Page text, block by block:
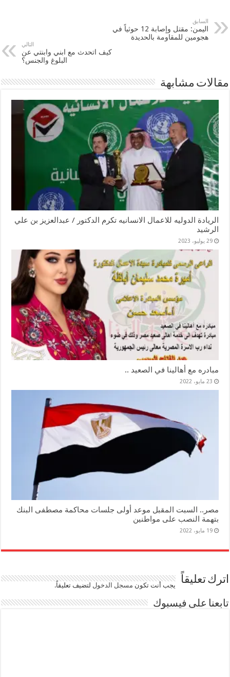
السابق
اليمن: مقتل وإصابة 12 حوثياً في
هجومين للمقاومة بالحديدة
التالي
كيف اتحدث مع ابني وابنتي عن
البلوغ والجنس؟
مقالات مشابهة
الريادة الدوليه للاعمال الانسانيه تكرم الدكتور / عبدالعزيز بن علي
الرشيد
29 يوليو، 2023
مبادره مع أهالينا في الصعيد ..
23 مايو، 2022
مصر.. السبت المقبل موعد أولى جلسات محاكمة مصطفى البنك
بتهمة النصب على مواطنين
19 مايو، 2022
اترك تعليقاً يجب أنت تكون مسجل الدخوللتضيف تعليقاً.
تابعنا على فيسبوك